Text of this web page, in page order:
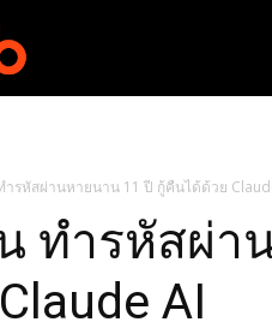
รหัสผ่านหายนาน 11 ปี กู้คืนได้ด้วย
ทำรหัสผ่า
AI